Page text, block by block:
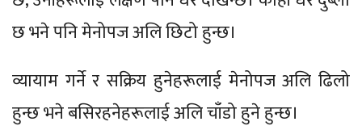
छ भने पनि मेनोपज अलि छिटो हुन्छ।
व्यायाम गर्ने र सक्रिय हुनेहरूलाई मेनोपज अलि ढिलो
हुन्छ भने बसिरहनेहरूलाई अलि चाँडो हुने हुन्छ।